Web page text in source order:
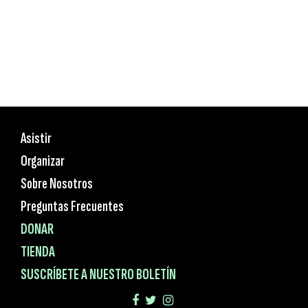
Asistir
Organizar
Sobre Nosotros
Preguntas Frecuentes
DONAR
TIENDA
SUSCRÍBETE A NUESTRO BOLETÍN